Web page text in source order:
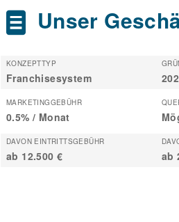
Unser
KONZEPTTYP
Franchisesystem
MARKETINGGEBÜHR
0.5% / Monat
DAVON EINTRITTSGEBÜHR
ab 12.500 € ab